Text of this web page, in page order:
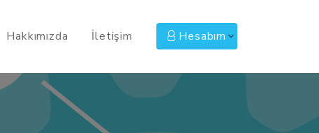
Hakkımızda İletişim Hesabım